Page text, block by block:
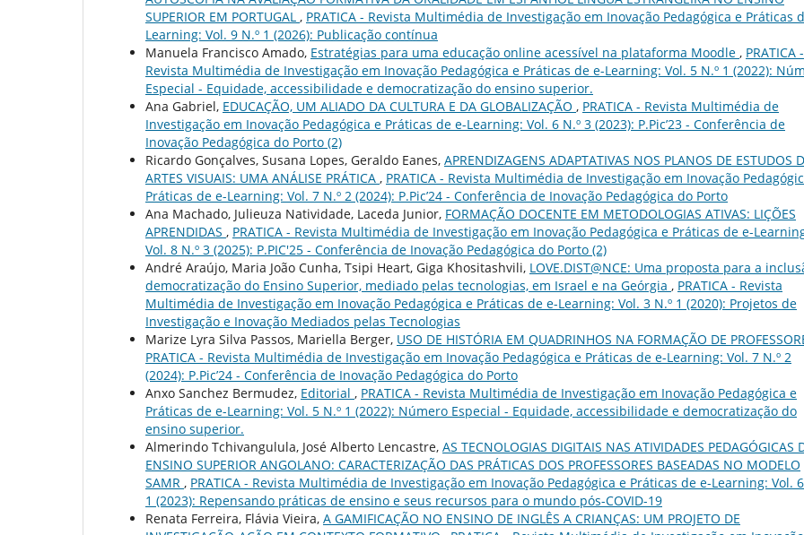
SUPERIOR EM PORTUGAL , PRATICA - Revista Multimédia de Investigação em Inovação Pedagógica e Práticas
Learning: Vol. 9 N.º 1 (2026): Publicação contínua
Manuela Francisco Amado, Estratégias para uma educação online acessível na plataforma Moodle , PRATICA -
Revista Multimédia de Investigação em Inovação Pedagógica e Práticas de e-Learning: Vol. 5 N.º 1 (2022):
Especial - Equidade, accessibilidade e democratização do ensino superior.
Ana Gabriel, EDUCAÇÃO, UM ALIADO DA CULTURA E DA GLOBALIZAÇÃO , PRATICA - Revista Multimédia de
Investigação em Inovação Pedagógica e Práticas de e-Learning: Vol. 6 N.º 3 (2023): P.Pic’23 - Conferência de
Inovação Pedagógica do Porto (2)
Ricardo Gonçalves, Susana Lopes, Geraldo Eanes, APRENDIZAGENS ADAPTATIVAS NOS PLANOS DE ESTUDOS
ARTES VISUAIS: UMA ANÁLISE PRÁTICA , PRATICA - Revista Multimédia de Investigação em Inovação
Práticas de e-Learning: Vol. 7 N.º 2 (2024): P.Pic’24 - Conferência de Inovação Pedagógica do Porto
Ana Machado, Julieuza Natividade, Laceda Junior, FORMAÇÃO DOCENTE EM METODOLOGIAS ATIVAS: LIÇÕES
APRENDIDAS , PRATICA - Revista Multimédia de Investigação em Inovação Pedagógica e Práticas de e-
Vol. 8 N.º 3 (2025): P.PIC'25 - Conferência de Inovação Pedagógica do Porto (2)
André Araújo, Maria João Cunha, Tsipi Heart, Giga Khositashvili, LOVE.DIST@NCE: Uma proposta para a
democratização do Ensino Superior, mediado pelas tecnologias, em Israel e na Geórgia , PRATICA - Revista
Multimédia de Investigação em Inovação Pedagógica e Práticas de e-Learning: Vol. 3 N.º 1 (2020): Projetos de
Investigação e Inovação Mediados pelas Tecnologias
Marize Lyra Silva Passos, Mariella Berger, USO DE HISTÓRIA EM QUADRINHOS NA FORMAÇÃO DE
PRATICA - Revista Multimédia de Investigação em Inovação Pedagógica e Práticas de e-Learning: Vol. 7 N.º 2
(2024): P.Pic’24 - Conferência de Inovação Pedagógica do Porto
Anxo Sanchez Bermudez, Editorial , PRATICA - Revista Multimédia de Investigação em Inovação Pedagógica e
Práticas de e-Learning: Vol. 5 N.º 1 (2022): Número Especial - Equidade, accessibilidade e democratização do
ensino superior.
Almerindo Tchivangulula, José Alberto Lencastre, AS TECNOLOGIAS DIGITAIS NAS ATIVIDADES PEDAGÓGICAS
ENSINO SUPERIOR ANGOLANO: CARACTERIZAÇÃO DAS PRÁTICAS DOS PROFESSORES BASEADAS NO MODELO
SAMR , PRATICA - Revista Multimédia de Investigação em Inovação Pedagógica e Práticas de e-Learning: Vol.
1 (2023): Repensando práticas de ensino e seus recursos para o mundo pós-COVID-19
Renata Ferreira, Flávia Vieira, A GAMIFICAÇÃO NO ENSINO DE INGLÊS A CRIANÇAS: UM PROJETO DE